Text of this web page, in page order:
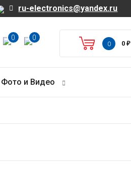
ru-electronics@yandex.ru
0 0
0 0₽
и Видео